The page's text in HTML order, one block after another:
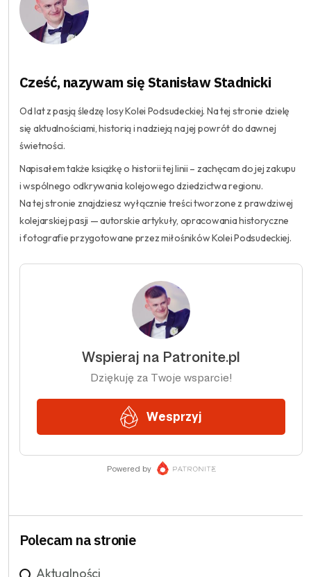
Cześć, nazywam się Stanisław Stadnicki
Od lat z pasją śledzę losy Kolei Podsudeckiej. Na tej stronie dzielę
się aktualnościami, historią i nadzieją na jej powrót do dawnej
świetności.
Napisałem także książkę o historii tej linii – zachęcam do jej zakupu
i wspólnego odkrywania kolejowego dziedzictwa regionu.
Na tej stronie znajdziesz wyłącznie treści tworzone z prawdziwej
kolejarskiej pasji — autorskie artykuły, opracowania historyczne
i fotografie przygotowane przez miłośników Kolei Podsudeckiej.
Polecam na stronie
Aktualności